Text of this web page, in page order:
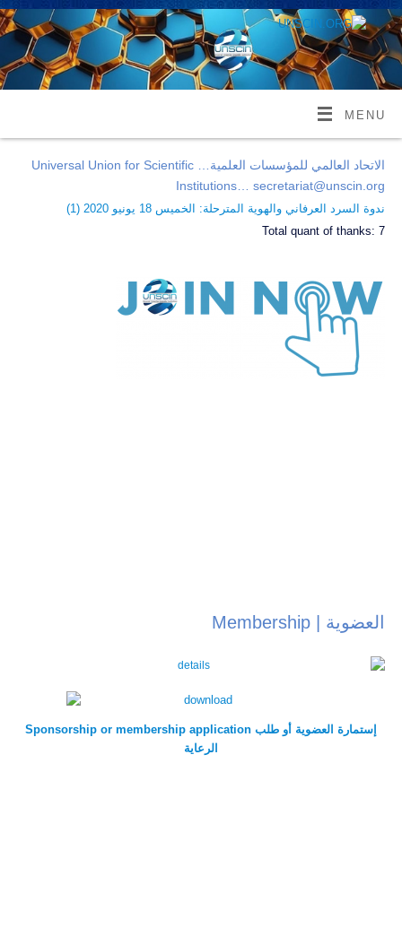
MENU
الاتحاد العالمي للمؤسسات العلمية… Universal Union for Scientific
Institutions… secretariat@unscin.org
ندوة السرد العرفاني والهوية المترحلة: الخميس 18 يونيو 2020 ( 1
)
Total quant of thanks:7
العضوية | Membership
Sponsorship or membership application إستمارة العضوية أو طلب
الرعاية